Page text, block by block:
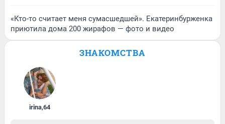
«Кто-то считает меня сумасшедшей». Екатеринбурженка
приютила дома 200 жирафов — фото и видео
ЗНАКОМСТВА
irina,64